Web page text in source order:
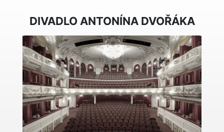
DIVADLO ANTONÍNA DVOŘÁKA